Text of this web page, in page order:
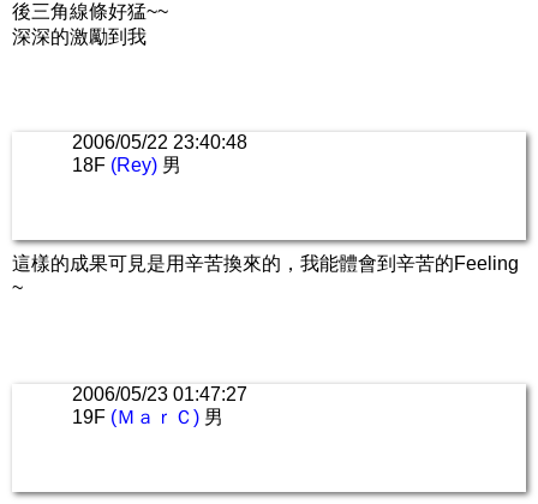
後三角線條好猛~~
深深的激勵到我
2006/05/22 23:40:48
18F (Rey) 男
這樣的成果可見是用辛苦換來的，我能體會到辛苦的Feeling
~
2006/05/23 01:47:27
19F (ＭａｒＣ) 男